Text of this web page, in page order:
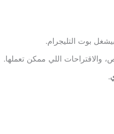
بوت التليجرام.
والاقتراحات اللي ممكن تعملها.
.